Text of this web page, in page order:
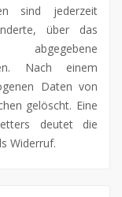
sind jederzeit
über das
Nach einem
Daten von
gelöscht. Eine
deutet die
Widerruf.